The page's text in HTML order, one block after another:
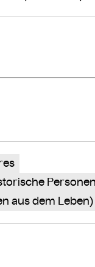
Personen
aus dem Leben)